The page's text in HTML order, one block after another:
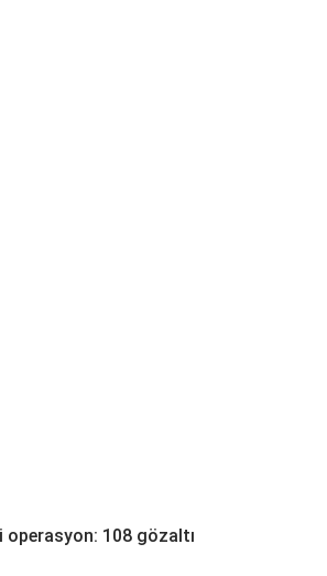
operasyon: 108 gözaltı